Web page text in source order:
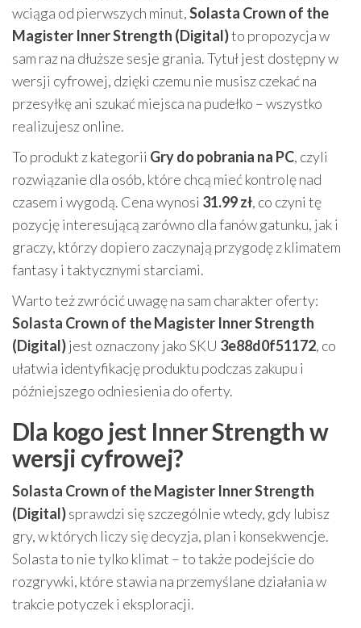
wciąga od pierwszych minut,Solasta Crown of the
Magister Inner Strength (Digital)to propozycja w
sam raz na dłuższe sesje grania. Tytuł jest dostępny w
wersji cyfrowej, dzięki czemu nie musisz czekać na
przesyłkę ani szukać miejsca na pudełko – wszystko
realizujesz online.
To produkt z kategorii Gry do pobrania na PC, czyli
rozwiązanie dla osób, które chcą mieć kontrolę nad
czasem i wygodą. Cena wynosi 31.99 zł, co czyni tę
pozycję interesującą zarówno dla fanów gatunku, jak i
graczy, którzy dopiero zaczynają przygodę z klimatem
fantasy i taktycznymi starciami.
Warto też zwrócić uwagę na sam charakter oferty:
Solasta Crown of the Magister Inner Strength
(Digital)jest oznaczony jako SKU 3e88d0f51172, co
ułatwia identyfikację produktu podczas zakupu i
późniejszego odniesienia do oferty.
Dla kogo jest Inner Strength w
wersji cyfrowej?
Solasta Crown of the Magister Inner Strength
(Digital)sprawdzi się szczególnie wtedy, gdy lubisz
gry, w których liczy się decyzja, plan i konsekwencje.
Solasta to nie tylko klimat – to także podejście do
rozgrywki, które stawia na przemyślane działania w
trakcie potyczek i eksploracji.